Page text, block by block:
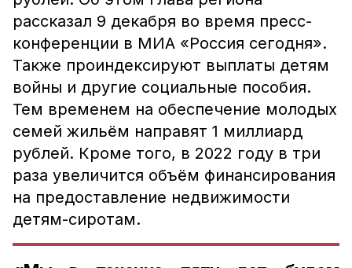
рассказал 9 декабря во время пресс-
конференции в МИА «Россия сегодня».
Также проиндексируют выплаты детям
войны и другие социальные пособия.
Тем временем на обеспечение молодых
семей жильём направят 1 миллиард
рублей. Кроме того, в 2022 году в три
раза увеличится объём финансирования
на предоставление недвижимости
детям-сиротам.